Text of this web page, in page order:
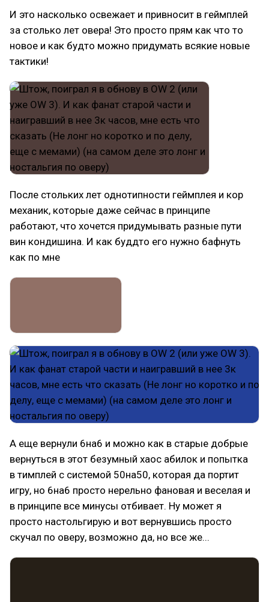
И это насколько освежает и привносит в геймплей
за столько лет овера! Это просто прям как что то
новое и как будто можно придумать всякие новые
тактики!
После стольких лет однотипности геймплея и кор
механик, которые даже сейчас в принципе
работают, что хочется придумывать разные пути
вин кондишина. И как буддто его нужно бафнуть
как по мне
А еще вернули 6на6 и можно как в старые добрые
вернуться в этот безумный хаос абилок и попытка
в тимплей с системой 50на50, которая да портит
игру, но 6на6 просто нерельно фановая и веселая и
в принципе все минусы отбивает. Ну может я
просто настольгирую и вот вернувшись просто
скучал по оверу, возможно да, но все же...